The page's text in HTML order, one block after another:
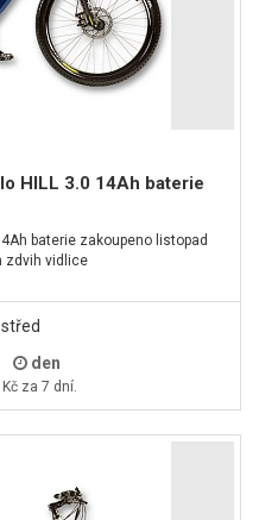
HILL 3.0 14Ah baterie
baterie zakoupeno listopad
zdvih vidlice
den
za 7 dní.